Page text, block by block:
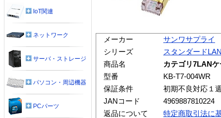
メーカー
サンワサプライ
シリーズ
スタンダード
商品名
カテゴリ7LAN
型番
KB-T7-004WR
保証条件
初期不良対応１
JANコード
4969887810224
返品について
特定商取引法に
IoT関連
ネットワーク
サーバ・ストレージ
パソコン・周辺機器
PCパーツ